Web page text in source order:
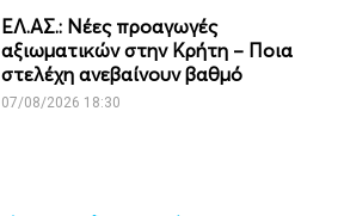
ΕΛ.ΑΣ.: Νέες προαγωγές
αξιωματικών στην Κρήτη – Ποια
στελέχη ανεβαίνουν βαθμό
07/08/2026 18:30